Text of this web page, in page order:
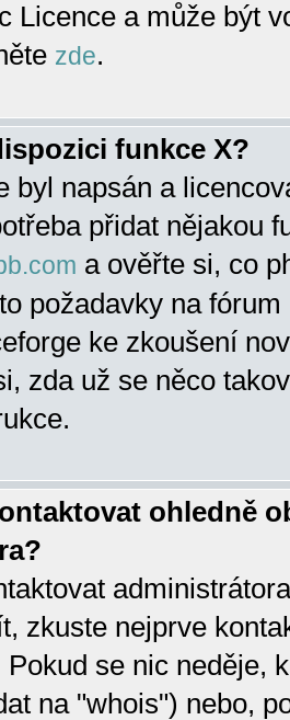
Licence a může být
zde.
funkce X?
byl napsán a
přidat nějakou
a ověřte si, co
požadavky na
ke zkoušení
zda už se něco
ohledně
zkuste nejprve
Pokud se nic neděje,
na "whois") nebo,